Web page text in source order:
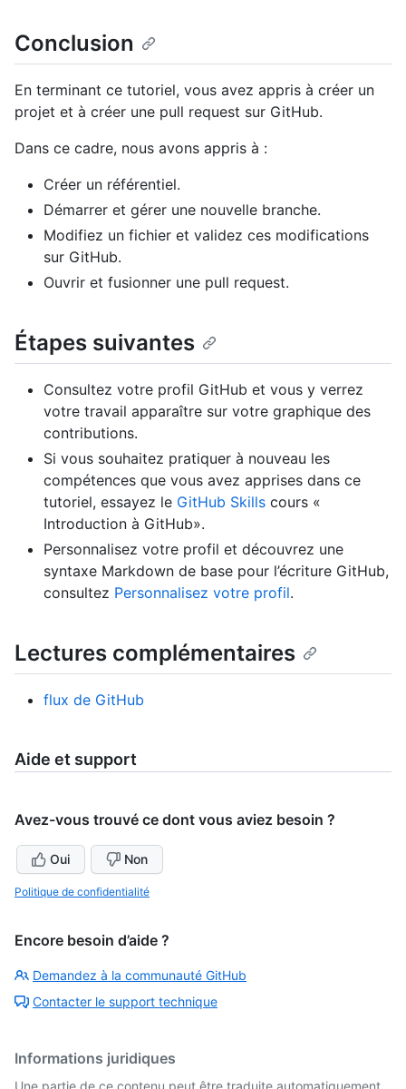
Conclusion
En terminant ce tutoriel, vous avez appris à créer un
projet et à créer une pull request sur GitHub.
Dans ce cadre, nous avons appris à :
Créer un référentiel.
Démarrer et gérer une nouvelle branche.
Modifiez un fichier et validez ces modifications
sur GitHub.
Ouvrir et fusionner une pull request.
Étapes suivantes
Consultez votre profil GitHub et vous y verrez
votre travail apparaître sur votre graphique des
contributions.
Si vous souhaitez pratiquer à nouveau les
compétences que vous avez apprises dans ce
tutoriel, essayez le GitHub Skills cours «
Introduction à GitHub».
Personnalisez votre profil et découvrez une
syntaxe Markdown de base pour l’écriture GitHub,
consultez Personnalisez votre profil.
Lectures complémentaires
flux de GitHub
Aide et support
Avez-vous trouvé ce dont vous aviez besoin ?
Oui Non
Politique de confidentialité
Encore besoin d’aide ?
Demandez à la communauté GitHub
Contacter le support technique
Informations juridiques